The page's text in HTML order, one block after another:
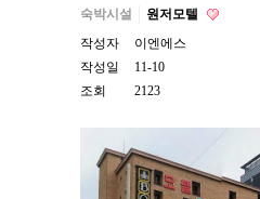
숙박시설
원저모텔
작성자
이엔에스
작성일
11-10
조회
2123